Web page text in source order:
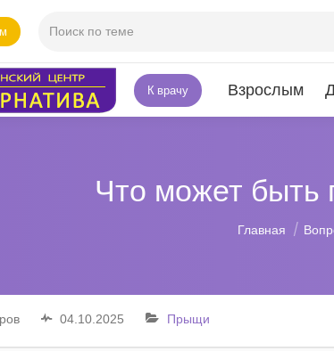
Взрослым
К врачу
Что может быть
Вы здесь:
Главная
04.10.2025 Прыщи